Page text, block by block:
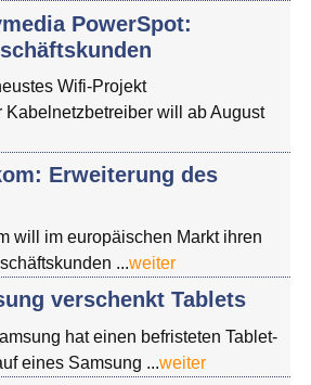
PowerSpot:
Wifi-Projekt
Kabelnetzbetreiber will ab August
Erweiterung des
will im europäischen Markt ihren
...weiter
verschenkt Tablets
hat einen befristeten Tablet-
eines Samsung ...weiter